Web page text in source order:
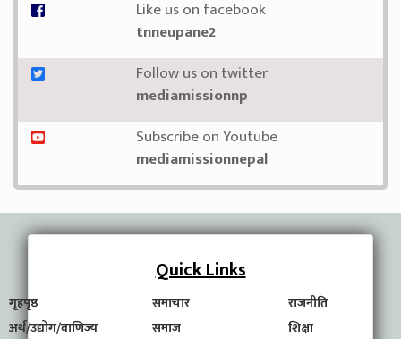
Like us on facebook
tnneupane2
Follow us on twitter
mediamissionnp
Subscribe on Youtube
mediamissionnepal
Quick Links
गृहपृष्ठ समाचार
राजनीति
अर्थ/उद्योग/वाणिज्य
समाज
शिक्षा